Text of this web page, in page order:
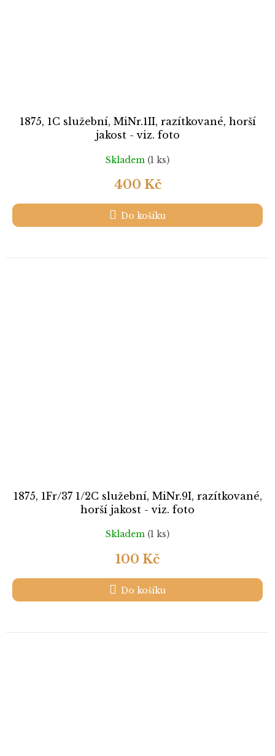
1875, 1C služební, MiNr.1II, razítkované, horší
jakost - viz. foto
Skladem (1 ks)
400 Kč
Do košíku
1875, 1Fr/37 1/2C služební, MiNr.9I, razítkované,
horší jakost - viz. foto
Skladem (1 ks)
100 Kč
Do košíku